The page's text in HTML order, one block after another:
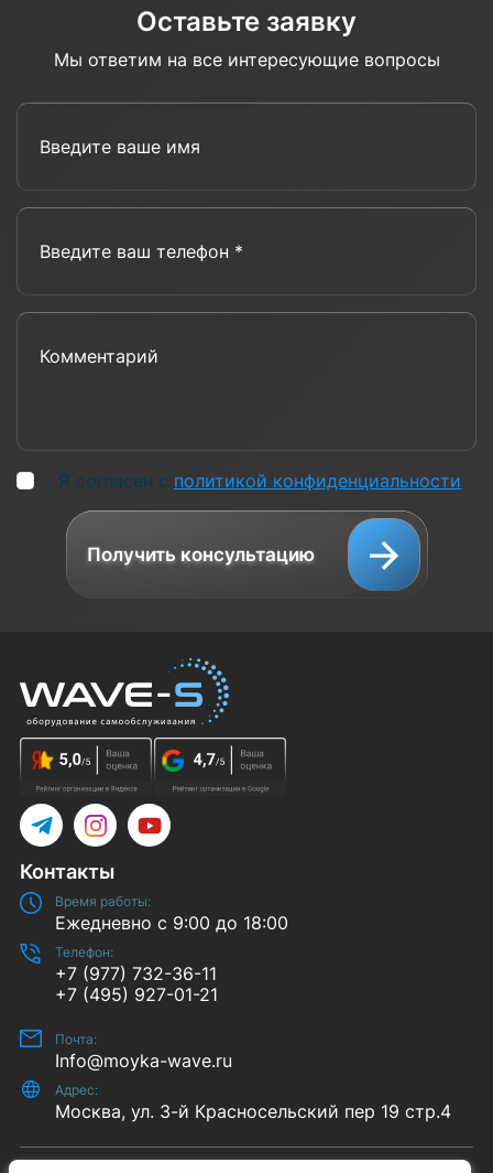
Оставьте заявку
Мы ответим на все интересующие вопросы
Я согласен с политикой конфиденциальности
Получить консультацию
TelegramInstagramYouTube
Контакты
Время работы:
Ежедневно с 9:00 до 18:00
Телефон:
+7 (977) 732-36-11
+7 (495) 927-01-21
Почта:
Info@moyka-wave.ru
Адрес:
Москва, ул. 3-й Красносельский пер 19 стр.4